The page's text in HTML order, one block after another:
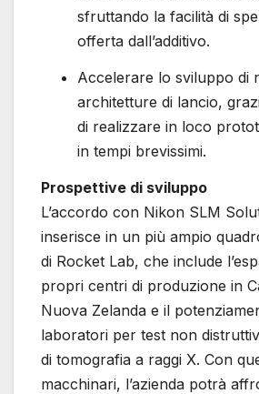
sfruttando la facilità di
offerta dall’additivo.
Accelerare lo sviluppo di
architetture di lancio,
di realizzare in loco
in tempi brevissimi.
Prospettive di sviluppo
L’accordo con Nikon SLM
inserisce in un più ampio
di Rocket Lab, che include
propri centri di produzione in
Nuova Zelanda e il
laboratori per test non
di tomografia a raggi X. Con
macchinari, l’azienda potrà